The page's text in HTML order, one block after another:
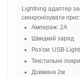
Lightning адаптер
синхронізувати
Ампераж: 2A
Швидкий заряд
Роз'єм: USB-
Текстильне
Довжина 2м